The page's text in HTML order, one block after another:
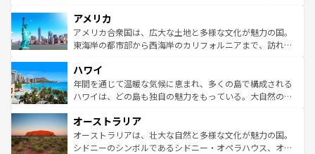
ンツ一覧を参照してほしい。
の建物がそのまま残る町や、スイスならではのユニークな
博物館もあり、アルプス観光だけでなく町歩きも満喫する
ことができる。国民の所得が高いため物価も高いが、旅行
ば市内交通費無料で観光を楽しむこともできる。 なお、新
着のスイス情報はコンテンツ一覧 を参照してほしい。
アメリカ
アメリカ合衆国は、広大な土地と多様な文化が魅力の国。
東海岸の都市部から西海岸のカリフォルニアまで、訪れる
のような巨大都市は、観光、ショッピング、エンターテイ
ンメントが詰まった刺激的なスポットだ。一方、アメリカ
西部には大自然が広がり、グランドキャニオンやイエロー
部のニューオーリンズでは、音楽と美食が融合した独特の
文化が魅力。旅行者はアメリカの各地域で異なる魅力を楽
しみながら、その多様性と豊かな歴史を感じることができ
ハワイ
年間を通じて温暖な気候に恵まれ、多くの島で構成される
ハワイは、どの島も独自の魅力をもっている。大自然の神
ワイ島は見逃せない。また、定番の観光地といえばオアフ
島だが、静かな自然を求めるならマウイ島やカウアイ島が
おすすめ。エメラルドグリーンに輝く海をはじめ、豊かな
オーストラリア
オーストラリアは、壮大な自然と多様な文化が魅力の国。
シドニーのシンボルであるシドニー・オペラハウス、オー